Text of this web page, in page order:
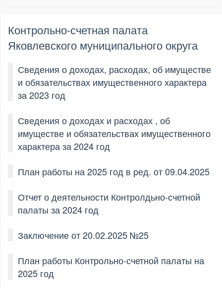
Контрольно-счетная палата
Яковлевского муниципального округа
Сведения о доходах, расходах, об имуществе
и обязательствах имущественного характера
за 2023 год
Сведения о доходах и расходах , об
имуществе и обязательствах имущественного
характера за 2024 год
План работы на 2025 год в ред. от 09.04.2025
Отчет о деятельности Контролдьно-счетной
палаты за 2024 год
Заключение от 20.02.2025 №25
План работы Контрольно-счетной палаты на
2025 год